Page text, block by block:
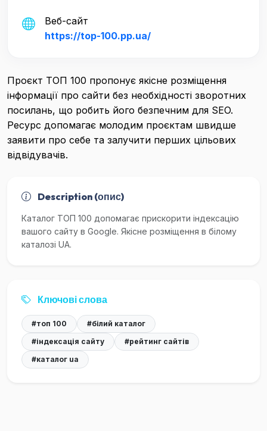
Веб-сайт
https://top-100.pp.ua/
Проєкт ТОП 100 пропонує якісне розміщення
інформації про сайти без необхідності зворотних
посилань, що робить його безпечним для SEO.
Ресурс допомагає молодим проєктам швидше
заявити про себе та залучити перших цільових
відвідувачів.
Description (опис)
Каталог ТОП 100 допомагає прискорити індексацію
вашого сайту в Google. Якісне розміщення в білому
каталозі UA.
Ключові слова
#топ 100
#білий каталог
#індексація сайту
#рейтинг сайтів
#каталог ua